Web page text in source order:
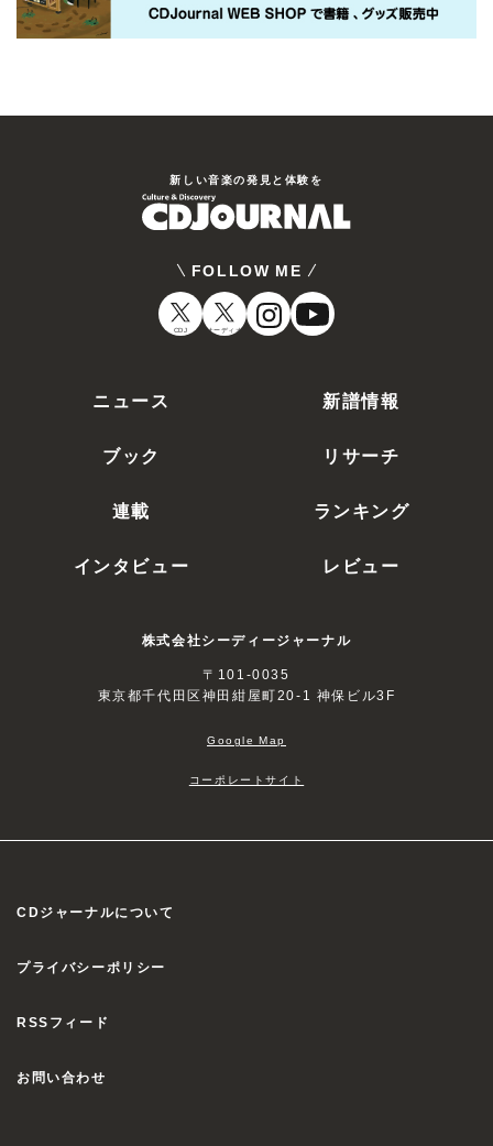
新しい⾳楽の発⾒と体験を
FOLLOW ME
CDJ オーディオ
ニュース 新譜情報
ブック リサーチ
連載 ランキング
インタビュー レビュー
株式会社シーディージャーナル
〒101-0035
東京都千代田区神田紺屋町20-1 神保ビル3F
Google Map
コーポレートサイト
CDジャーナルについて
プライバシーポリシー
RSSフィード
お問い合わせ